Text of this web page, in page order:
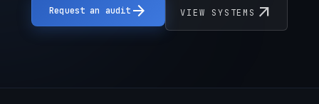
Request an audit arrow_forward VIEW SYSTEMS arrow_outward